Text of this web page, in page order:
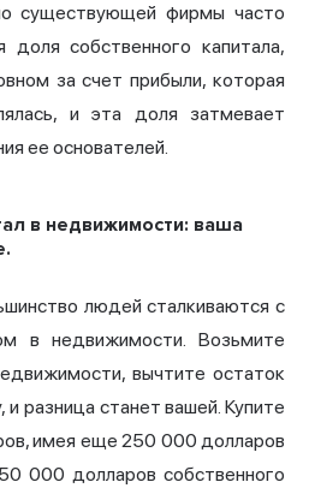
существующей фирмы часто
доля собственного капитала,
за счет прибыли, которая
и эта доля затмевает
ее основателей.
в недвижимости: ваша
людей сталкиваются с
в недвижимости. Возьмите
вычтите остаток
разница станет вашей. Купите
имея еще 250 000 долларов
000 долларов собственного